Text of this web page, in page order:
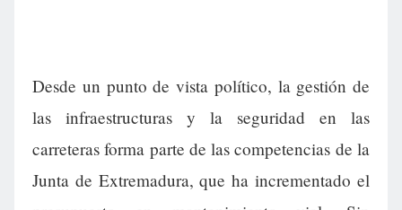
Desde un punto de vista político, la gestión de
las infraestructuras y la seguridad en las
carreteras forma parte de las competencias de la
Junta de Extremadura, que ha incrementado el